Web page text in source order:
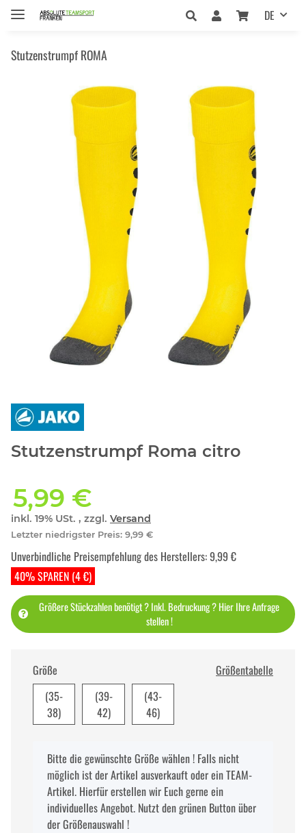
DE
Stutzenstrumpf ROMA
Stutzenstrumpf Roma citro
5,99 €
inkl. 19% USt. , zzgl. Versand
Letzter niedrigster Preis: 9,99 €
40% SPAREN (4 €)
Unverbindliche Preisempfehlung des Herstellers:9,99 €
Größere Stückzahlen benötigt ? Inkl. Bedruckung ? Hier Ihre Anfrage
stellen !
Größe
Größentabelle
(35-
38)
(39-
42)
(43-
46)
xBitte die gewünschte Größe wählen ! Falls nicht
möglich ist der Artikel ausverkauft oder ein TEAM-
Artikel. Hierfür erstellen wir Euch gerne ein
individuelles Angebot. Nutzt den grünen Button über
der Größenauswahl !